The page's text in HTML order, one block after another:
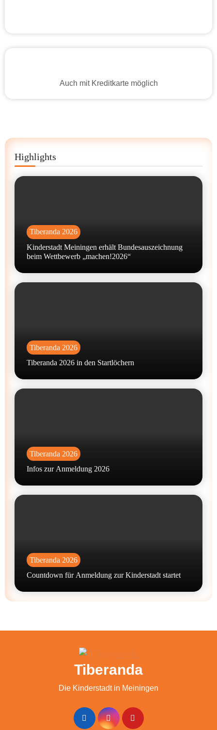
Auch mit Kreditkarte möglich
Highlights
Tiberanda 2026
Kinderstadt Meiningen erhält Bundesauszeichnung
beim Wettbewerb „machen!2026“
Tiberanda 2026
Tiberanda 2026 in den Startlöchern
Tiberanda 2026
Infos zur Anmeldung 2026
Tiberanda 2026
Countdown für Anmeldung zur Kinderstadt startet
Tiberanda
Die Kinderstadt in Meiningen